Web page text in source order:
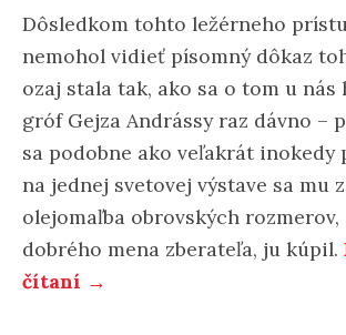
Dôsledkom tohto ležérneho
nemohol vidieť písomný dôkaz
ozaj stala tak, ako sa o tom u nás
gróf Gejza Andrássy raz dávno –
sa podobne ako veľakrát inokedy
na jednej svetovej výstave sa mu
olejomaľba obrovských rozmerov,
dobrého mena zberateľa, ju kúpil.
čítaní →